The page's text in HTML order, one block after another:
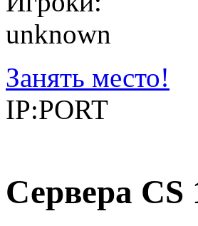
unknown
Занять место!
IP:PORT
Сервера CS